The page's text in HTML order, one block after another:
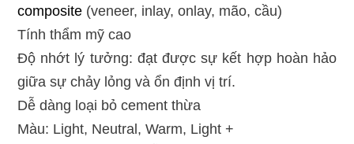
composite(veneer, inlay, onlay, mão, cầu)
Tính thẩm mỹ cao
Độ nhớt lý tưởng: đạt được sự kết hợp hoàn hảo
giữa sự chảy lỏng và ổn định vị trí.
Dễ dàng loại bỏ cement thừa
Màu: Light, Neutral, Warm, Light +